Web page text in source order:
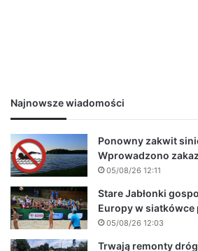
Najnowsze wiadomości
Ponowny zakwit
Wprowadzono
05/08/26 12:11
Stare Jabłonki
Europy w siatkówce
05/08/26 12:03
Trwają remonty